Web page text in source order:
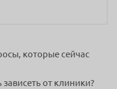
которые сейчас
от клиники?